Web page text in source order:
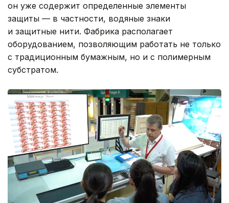
он уже содержит определенные элементы
защиты — в частности, водяные знаки
и защитные нити. Фабрика располагает
оборудованием, позволяющим работать не только
с традиционным бумажным, но и с полимерным
субстратом.